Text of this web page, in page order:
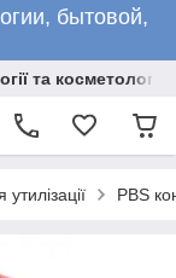
бытовой,
та косметології
PBS